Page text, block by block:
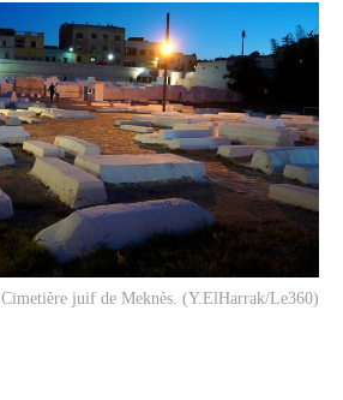
Cimetière juif de Meknès. (Y.ElHarrak/Le360)